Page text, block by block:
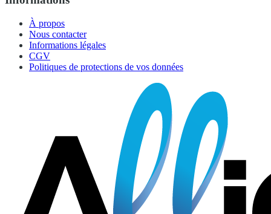
À propos
Nous contacter
Informations légales
CGV
Politiques de protections de vos données